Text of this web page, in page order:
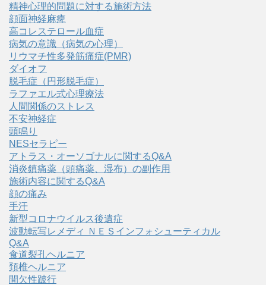
精神心理的問題に対する施術方法
顔面神経麻痺
高コレステロール血症
病気の意識（病気の心理）
リウマチ性多発筋痛症(PMR)
ダイオフ
脱毛症（円形脱毛症）
ラファエル式心理療法
人間関係のストレス
不安神経症
頭鳴り
NESセラピー
アトラス・オーソゴナルに関するQ&A
消炎鎮痛薬（頭痛薬、湿布）の副作用
施術内容に関するQ&A
顔の痛み
手汗
新型コロナウイルス後遺症
波動転写レメディ ＮＥＳインフォシューティカル
Q&A
食道裂孔ヘルニア
頚椎ヘルニア
間欠性跛行